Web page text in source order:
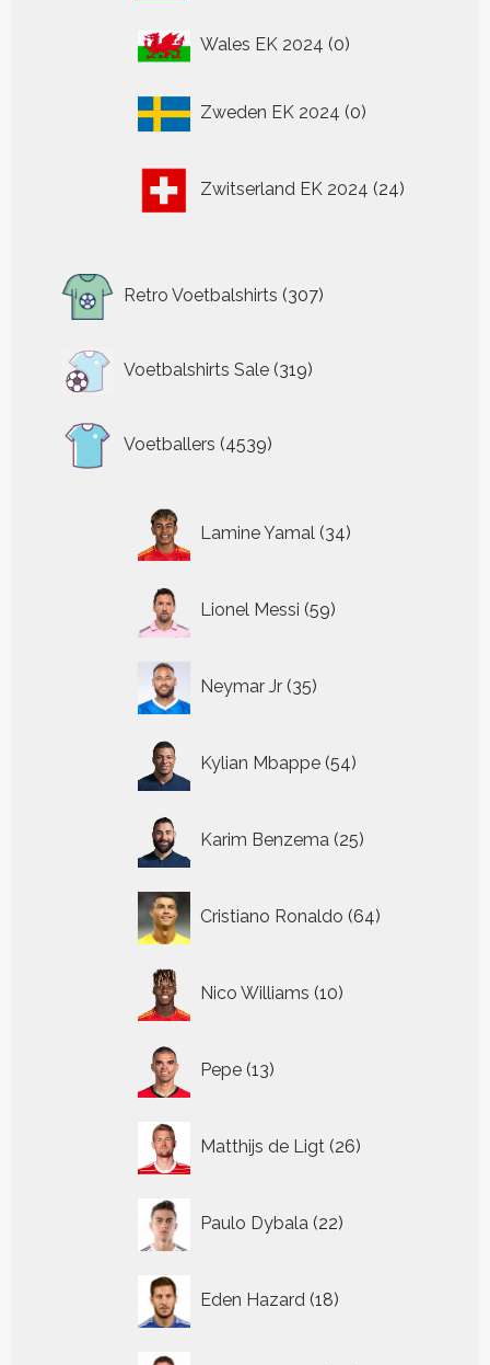
Wales EK 2024 00
Zweden EK 2024 0
producten
Zwitserland EK 2024 24
producten
Retro Voetbalshirts 307
producten
Voetbalshirts Sale 319
319
producten
Voetballers 4539
producten
Lamine Yamal 34
producten
Lionel Messi 59
producten
Neymar Jr 35
producten
Kylian Mbappe 54
producten
Karim Benzema 25
producten
Cristiano Ronaldo 64
producten
Nico Williams 10
producten
Pepe 13
producten
Matthijs de Ligt 26
producten
Paulo Dybala 22
producten
Eden Hazard 18
producten